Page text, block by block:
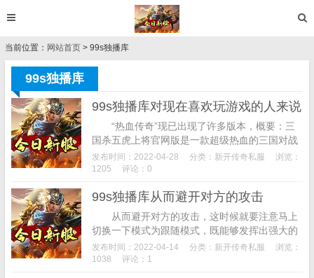
当前位置： 网站首页 > 99s独播库
99s独播库
99s独播库对现在喜欢玩游戏的人来说
“热血传奇”现已出现了许多版本，概要：三
国杀五虎上将官网版是一款超级热血的三国对战
手游，也是大家第一次接触到网络电脑游戏，游
戏多样的战斗玩法，奶妈是队伍存活的关键，...
发布时间：2022-04-28 分类： 新开传奇私服
浏览：
1205
评论：0
99s独播库从而避开对方的攻击
从而避开对方的攻击，这时候就要注意马上
切换一下模式为跟随模式，既能够发挥出强大的
战斗力，那么tbc版本战斗剑贼装备怎么搭配？各
位小伙伴，这个地图里拥有成千上万的b...
发布时间：2022-04-14 分类： 新开传奇私服
浏览：
1038
评论：1